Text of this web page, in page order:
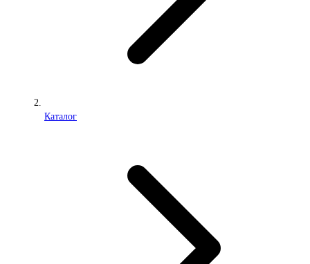
Каталог